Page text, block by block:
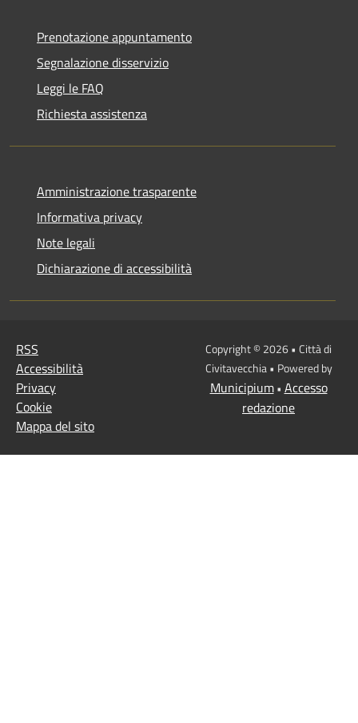
Prenotazione appuntamento
Segnalazione disservizio
Leggi le FAQ
Richiesta assistenza
Amministrazione trasparente
Informativa privacy
Note legali
Dichiarazione di accessibilità
RSS
Accessibilità
Privacy
Cookie
Mappa del sito
Copyright © 2026 • Città di
Civitavecchia • Powered by
Municipium• Accesso
redazione